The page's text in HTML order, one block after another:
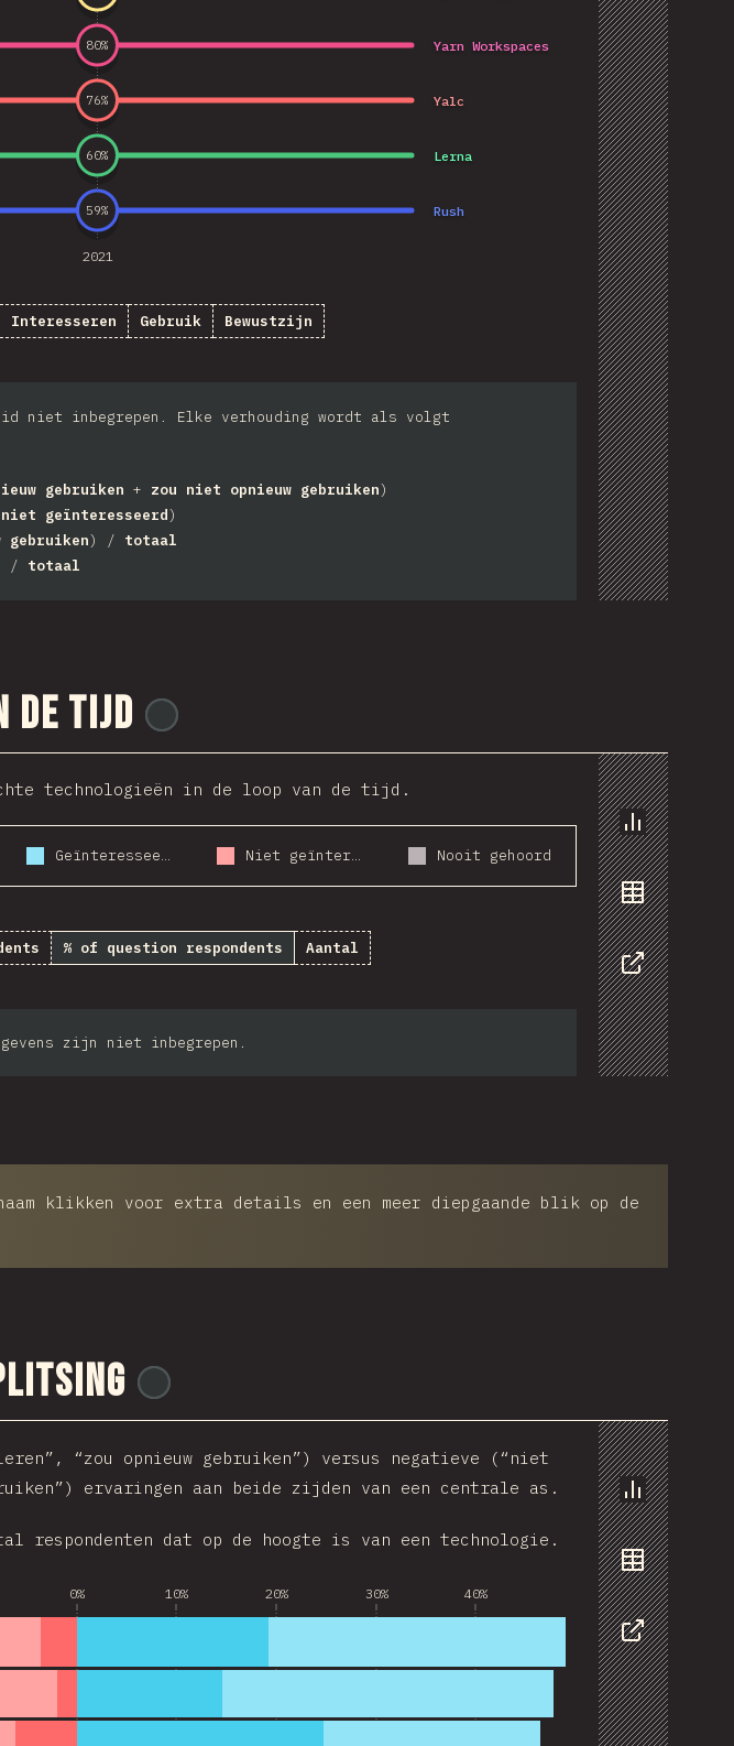
2021
Rush
Yarn Workspaces
Yalc
Lerna
59%
80%
76%
60%
Interesseren Gebruik Bewustzijn
niet inbegrepen. Elke verhouding wordt als volgt
gebruiken + zou niet opnieuw gebruiken)
niet geïnteresseerd)
gebruiken) / totaal
/ totaal
de tijd
Chart
Data
Share
technologieën in de loop van de tijd.
Geïnteresseerd Niet geïnteresseerd Nooit gehoord
% of question respondents Aantal
zijn niet inbegrepen.
klikken voor extra details en een meer diepgaande blik op de
Chart
Data
Share
“zou opnieuw gebruiken”) versus negatieve (“niet
ervaringen aan beide zijden van een centrale as.
respondenten dat op de hoogte is van een technologie.
0% 10% 20% 30% 40%